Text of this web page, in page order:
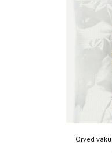
Orved